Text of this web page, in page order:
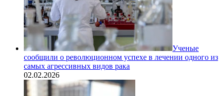
Ученые
сообщили о революционном успехе в лечении одного из
самых агрессивных видов рака
02.02.2026